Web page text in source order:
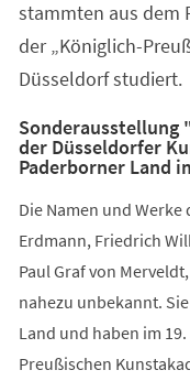
stammten aus dem
der „Königlich-
Düsseldorf studiert.
Sonderausstellung
der Düsseldorfer
Paderborner Land
Die Namen und
Erdmann, Friedrich
Paul Graf von
nahezu unbekannt.
Land und haben im
Preußischen